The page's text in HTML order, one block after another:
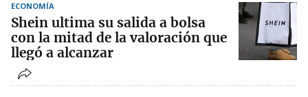
ECONOMÍA
Shein ultima su salida a bolsa
con la mitad de la valoración que
llegó a alcanzar